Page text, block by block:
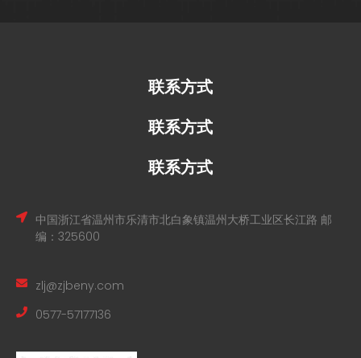
联系方式
联系方式
联系方式
中国浙江省温州市乐清市北白象镇温州大桥工业区长江路 邮
编：325600
zlj@zjbeny.com
0577-57177136